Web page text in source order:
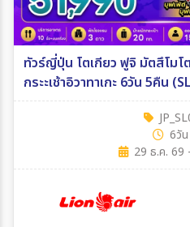
ทัวร์ญี่ปุ่น โตเกียว ฟูจิ มัตสึโมโ
กระะเช้าอิวาทาเกะ 6วัน 5คืน
6วั
29 ธ.ค. 69